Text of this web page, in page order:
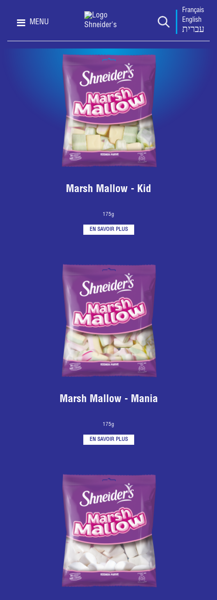
Français
English
עברית
MENU
Marsh Mallow - Kid
175g
EN SAVOIR PLUS
Marsh Mallow - Mania
175g
EN SAVOIR PLUS